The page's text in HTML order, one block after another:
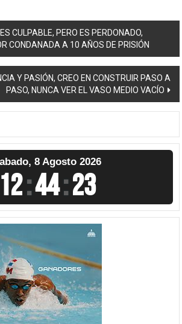
CULPABLE, PERO ES PERDONADO,
CONDANADA A 10 AÑOS DE PRISIÓN
Y PASIÓN, CREO EN CONSTRUIR PASO A
PASO, NUNCA VER EL VASO MEDIO VACÍO
8 Agosto 2026
12:44:23